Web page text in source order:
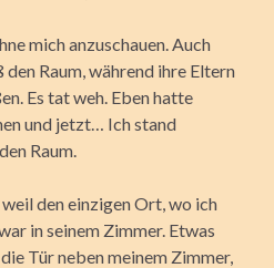
mich anzuschauen. Auch
Raum, während ihre Eltern
Es tat weh. Eben hatte
und jetzt… Ich stand
Raum.
den einzigen Ort, wo ich
in seinem Zimmer. Etwas
Tür neben meinem Zimmer,